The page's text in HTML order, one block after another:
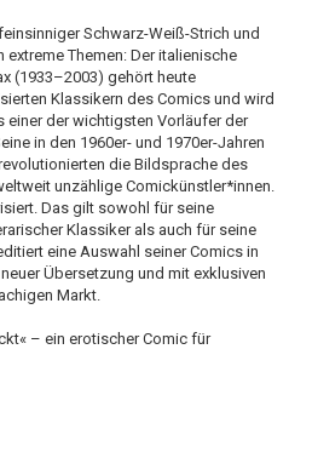
Schwarz-Weiß-Strich und
Themen: Der italienische
(1933–2003) gehört heute
Klassikern des Comics und wird
einer der wichtigsten Vorläufer der
in den 1960er- und 1970er-Jahren
die Bildsprache des
unzählige Comickünstler*innen.
Das gilt sowohl für seine
Klassiker als auch für seine
eine Auswahl seiner Comics in
Übersetzung und mit exklusiven
Markt.
– ein erotischer Comic für